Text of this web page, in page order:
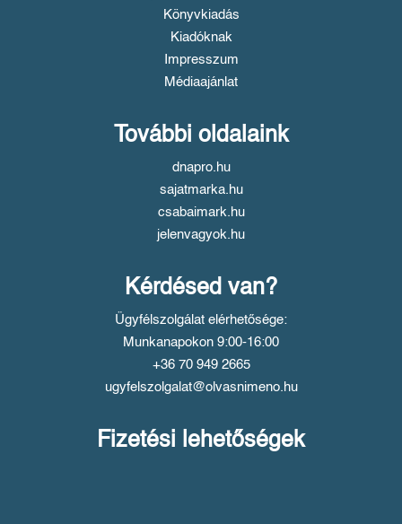
Könyvkiadás
Kiadóknak
Impresszum
Médiaajánlat
További oldalaink
dnapro.hu
sajatmarka.hu
csabaimark.hu
jelenvagyok.hu
Kérdésed van?
Ügyfélszolgálat elérhetősége:
Munkanapokon 9:00-16:00
+36 70 949 2665
ugyfelszolgalat@olvasnimeno.hu
Fizetési lehetőségek